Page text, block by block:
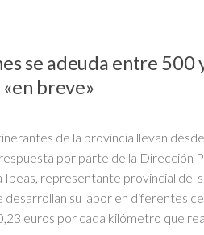
se adeuda entre
breve»
de la provincia llevan
por parte de la Dirección
Ibeas, representante provincial del
su labor en diferentes
euros por cada kilómetro que